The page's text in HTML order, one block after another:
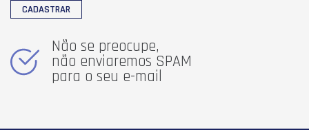
CADASTRAR
Não se preocupe,
não enviaremos SPAM
para o seu e-mail